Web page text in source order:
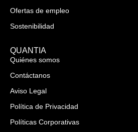
Ofertas de empleo
Sostenibilidad
QUANTIA
Quiénes somos
Contáctanos
Aviso Legal
Política de Privacidad
Políticas Corporativas